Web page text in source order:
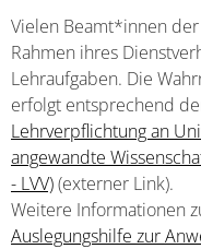
Vielen Beamt*innen
Rahmen ihres
Lehraufgaben. Die
erfolgt entsprechend
Lehrverpflichtung an
angewandte
- LVV)(externer Link).
Weitere Informationen
Auslegungshilfe zur